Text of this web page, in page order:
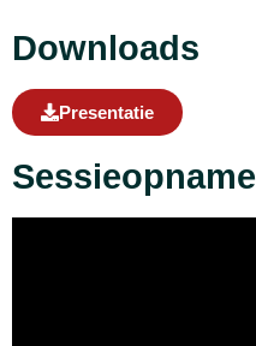
Downloads
Presentatie
Sessieopname